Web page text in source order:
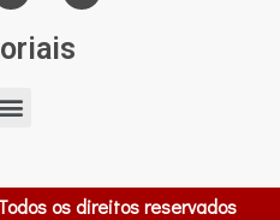
os direitos reservados